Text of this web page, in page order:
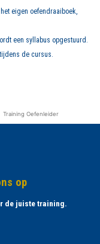
eigen oefendraaiboek,
een syllabus opgestuurd.
de cursus.
Training Oefenleider
op
de juiste training.